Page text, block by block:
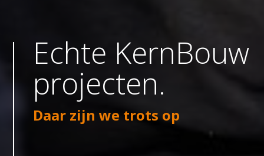
Echte KernBouw
projecten.
Daar zijn we trots op